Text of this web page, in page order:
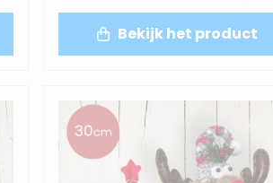
Bekijk het product